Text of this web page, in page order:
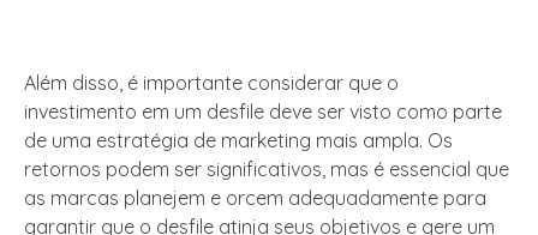
Além disso, é importante considerar que o
investimento em um desfile deve ser visto como parte
de uma estratégia de marketing mais ampla. Os
retornos podem ser significativos, mas é essencial que
as marcas planejem e orcem adequadamente para
garantir que o desfile atinja seus objetivos e gere um